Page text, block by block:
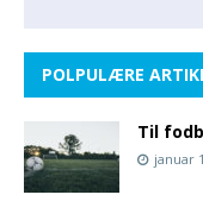
POLPULÆRE
Til
januar